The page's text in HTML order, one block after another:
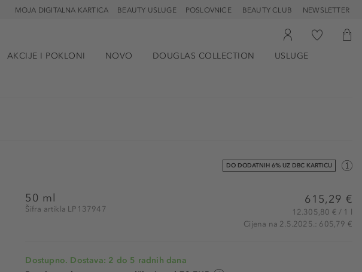
POSLOVNICE BEAUTY CLUB NEWSLETTER
BEAUTY USLUGE
MOJA DIGITALNA KARTICA
AKCIJE I POKLONI NOVO DOUGLAS COLLECTION USLUGE
DO DODATNIH 6% UZ DBC KARTICU
50 ml
Šifra artikla LP137947
615,29 €
12.305,80 € / 1 l
Cijena na 2.5.2025.: 605,79 €
Dostupno. Dostava: 2 do 5 radnih dana